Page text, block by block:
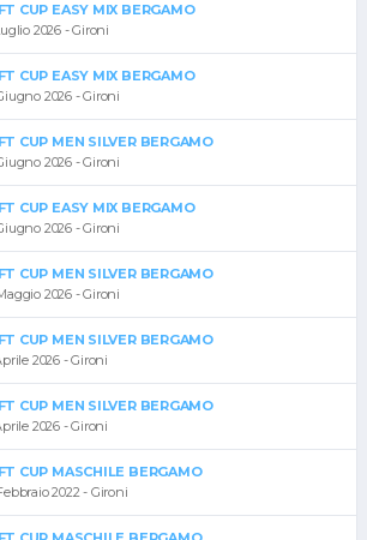
CUP EASY MIX BERGAMO
2026 - Gironi
CUP EASY MIX BERGAMO
2026 - Gironi
CUP MEN SILVER BERGAMO
2026 - Gironi
CUP EASY MIX BERGAMO
2026 - Gironi
CUP MEN SILVER BERGAMO
2026 - Gironi
CUP MEN SILVER BERGAMO
2026 - Gironi
CUP MEN SILVER BERGAMO
2026 - Gironi
CUP MASCHILE BERGAMO
2022 - Gironi